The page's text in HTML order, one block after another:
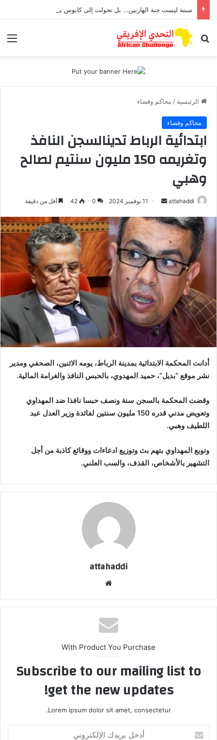
بحث عن
الرئيسية / محاكم وقضاء
محاكم وقضاء
ابتدائية الرباط تدينالسجن النافذ
وتغريمه 150 مليون سنتيم لصالح
وهبي
attahaddi
أرسل
إلكترونيا
11 نوفمبر 2024 0
42 أقل من دقيقة
أدانت المحكمة الابتدائية بمدينة الرباط، يومه الاثنين، الصحفي ومدير
نشر موقع “بديل”، حميد المهدوي، بالحبس النافذ والغرامة المالية.
وقضت المحكمة بالسجن سنة ونصف حبسا نافذا ضد المهداوي
وتعويض مدني قدره 150 مليون سنتين لفائدة وزير العدل عبد
اللطيف وهبي.
وتوبع المهداوي بتهم بث وتوزيع ادعاءات ووقائع كاذبة من أجل
التشهير بالأشخاص، القذف، والسب العلني.
attahaddi
With Product You Purchase
Subscribe to our mailing list to
get the new updates!
Lorem ipsum dolor sit amet, consectetur.